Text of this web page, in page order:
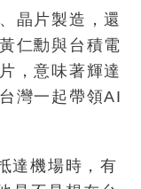
晶片製造，還
仁勳與台積電
，意味著輝達
灣一起帶領AI
達機場時，有